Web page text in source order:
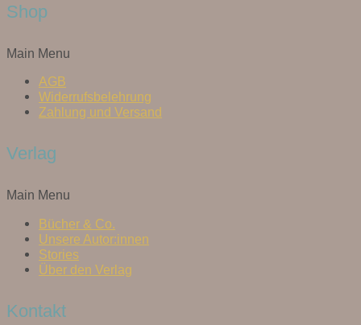
Shop
Main Menu
AGB
Widerrufsbelehrung
Zahlung und Versand
Verlag
Main Menu
Bücher & Co.
Unsere Autor:innen
Stories
Über den Verlag
Kontakt